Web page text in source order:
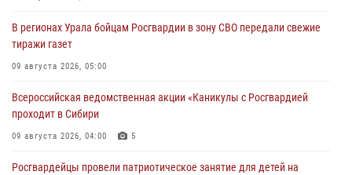
В регионах Урала бойцам Росгвардии в зону СВО передали свежие
тиражи газет
09 августа 2026, 05:00
Всероссийская ведомственная акции «Каникулы с Росгвардией
проходит в Сибири
09 августа 2026, 04:00 5
Росгвардейцы провели патриотическое занятие для детей на